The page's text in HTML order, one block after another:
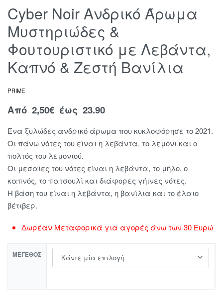
Cyber Noir Ανδρικό Άρωμα
Μυστηριώδες &
Φουτουριστικό με Λεβάντα,
Καπνό & Ζεστή Βανίλια
PRIME
Από 2,50€ έως 23.90
Ένα ξυλώδες ανδρικό άρωμα που κυκλοφόρησε το 2021.
Οι πάνω νότες του είναι η λεβάντα, το λεμόνι και ο
πολτός του λεμονιού.
Οι μεσαίες του νότες είναι η λεβάντα, το μήλο, ο
καπνός, το πατσουλί και διάφορες γήινες νότες.
Η βάση του είναι η λεβάντα, η βανίλια και το έλαιο
βέτιβερ.
Δωρέαν Μεταφορικά για αγορές άνω των 30 Ευρώ
ΜΈΓΕΘΟΣ